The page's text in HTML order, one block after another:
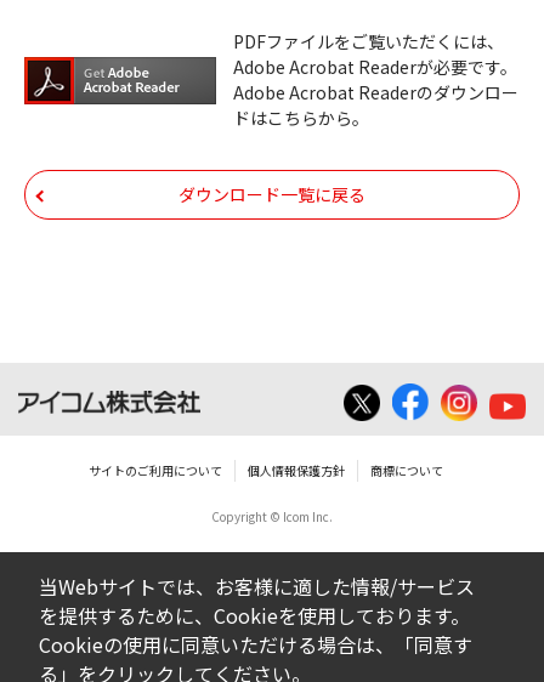
ダウンロードした取扱説明書は、複製、賃
貸、改変、公衆送信、または公衆送信可能
化することはできません。
いは無償を問わず、第三者に譲渡あるいは
使用させる事ができません。
ダウンロードした取扱説明書等に使用され
の転用は一切出来ません。
ダウンロードした取扱説明書およびその他す
べての掲載物の変更は一切行わないでくださ
い。お客様による内容の変更により、何らか
の欠陥が生じたとしても、弊社では一切の保
証をいたしません。また、内容の変更の結
PDFファイルをご覧いただくには、
Adobe Acrobat Readerが必要です。
Adobe Acrobat Readerのダウンロー
ドはこちらから。
ダウンロード一覧に戻る
サイトのご利用について 個人情報保護方針 商標について
Copyright © Icom Inc.
当Webサイトでは、お客様に適した情報/サービス
を提供するために、Cookieを使用しております。
Cookieの使用に同意いただける場合は、「同意す
る」をクリックしてください。